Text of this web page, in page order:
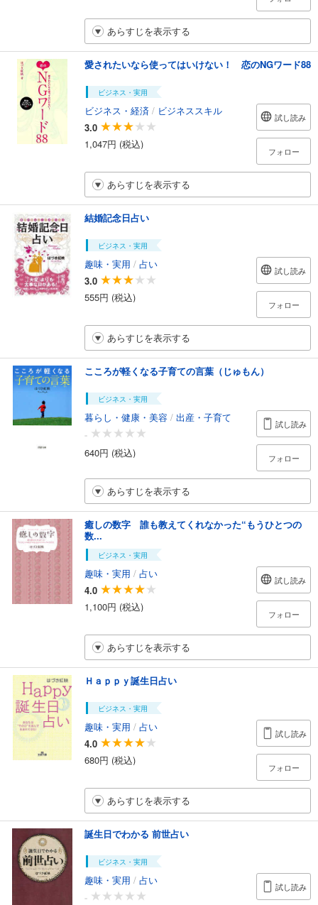
あらすじを表示する
愛されたいなら使ってはいけない！ 恋のNGワード88
ビジネス・実用
ビジネス・経済 / ビジネススキル
3.0
1,047円 (税込)
試し読み
フォロー
あらすじを表示する
結婚記念日占い
ビジネス・実用
趣味・実用 / 占い
3.0
555円 (税込)
試し読み
フォロー
あらすじを表示する
こころが軽くなる子育ての言葉（じゅもん）
ビジネス・実用
暮らし・健康・美容 / 出産・子育て
-
640円 (税込)
試し読み
フォロー
あらすじを表示する
癒しの数字 誰も教えてくれなかった“もうひとつの
数...
ビジネス・実用
趣味・実用 / 占い
4.0
1,100円 (税込)
試し読み
フォロー
あらすじを表示する
Ｈａｐｐｙ誕生日占い
ビジネス・実用
趣味・実用 / 占い
4.0
680円 (税込)
試し読み
フォロー
あらすじを表示する
誕生日でわかる 前世占い
ビジネス・実用
趣味・実用 / 占い
-
試し読み